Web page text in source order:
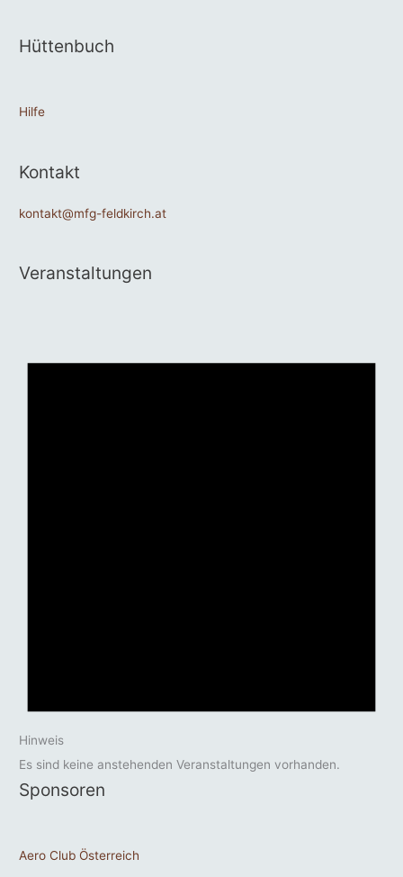
Hüttenbuch
Hilfe
Kontakt
kontakt@mfg-feldkirch.at
Veranstaltungen
Hinweis
Es sind keine anstehenden Veranstaltungen vorhanden.
Sponsoren
Aero Club Österreich